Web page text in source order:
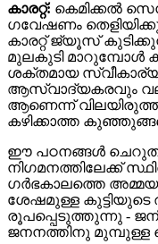
കാരറ്റ്: കെമിക്കൽ
ഗവേഷണം
കാരറ്റ് ജ്യൂസ്
മുലകുടി മാറുമ്പോൾ
ശക്തമായ
ആസ്വാദ്യകരവും
ആണെന്ന്
കഴിക്കാത്ത
ഈ പഠനങ്ങൾ
നിഗമനത്തിലേക്ക്
ഗർഭകാലത്തെ
ശേഷമുള്ള
രൂപപ്പെടുത്തുന്നു -
ജനനത്തിനു മുമ്പുള്ള